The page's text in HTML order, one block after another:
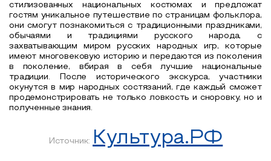
стилизованных национальных костюмах и предложат
гостям уникальное путешествие по страницам фольклора,
они смогут познакомиться с традиционными праздниками,
обычаями и традициями русского народа, с
захватывающим миром русских народных игр, которые
имеют многовековую историю и передаются из поколения
в поколение, вбирая в себя лучшие национальные
традиции. После исторического экскурса, участники
окунутся в мир народных состязаний, где каждый сможет
продемонстрировать не только ловкость и сноровку, но и
полученные знания.
Источник: Культура.РФ